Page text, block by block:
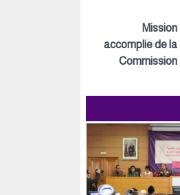
Mission
accomplie de la
Commission
au niveau
organisationnel
que logistique